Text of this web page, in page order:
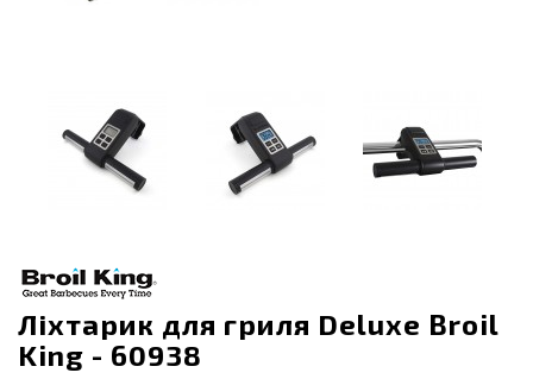
Ліхтарик для гриля Deluxe Broil
King - 60938